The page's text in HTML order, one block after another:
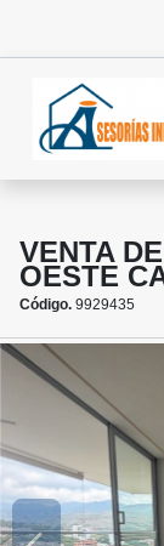
VENTA
OESTE
Código. 9929435